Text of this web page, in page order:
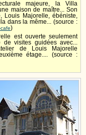
majeure, la Villa
maison de maître... Son
Louis Majorelle, ébéniste,
dans la même... (source :
)
est ouverte seulement
visites guidées avec...
de Louis Majorelle
étage.... (source :